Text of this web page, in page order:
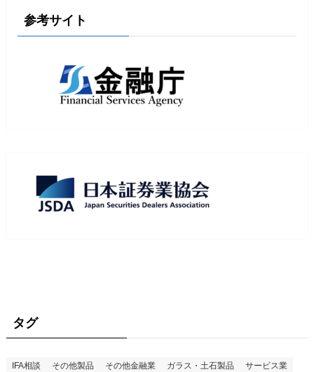
参考サイト
タグ
IFA相談 その他製品 その他金融業 ガラス・土石製品
サービス業